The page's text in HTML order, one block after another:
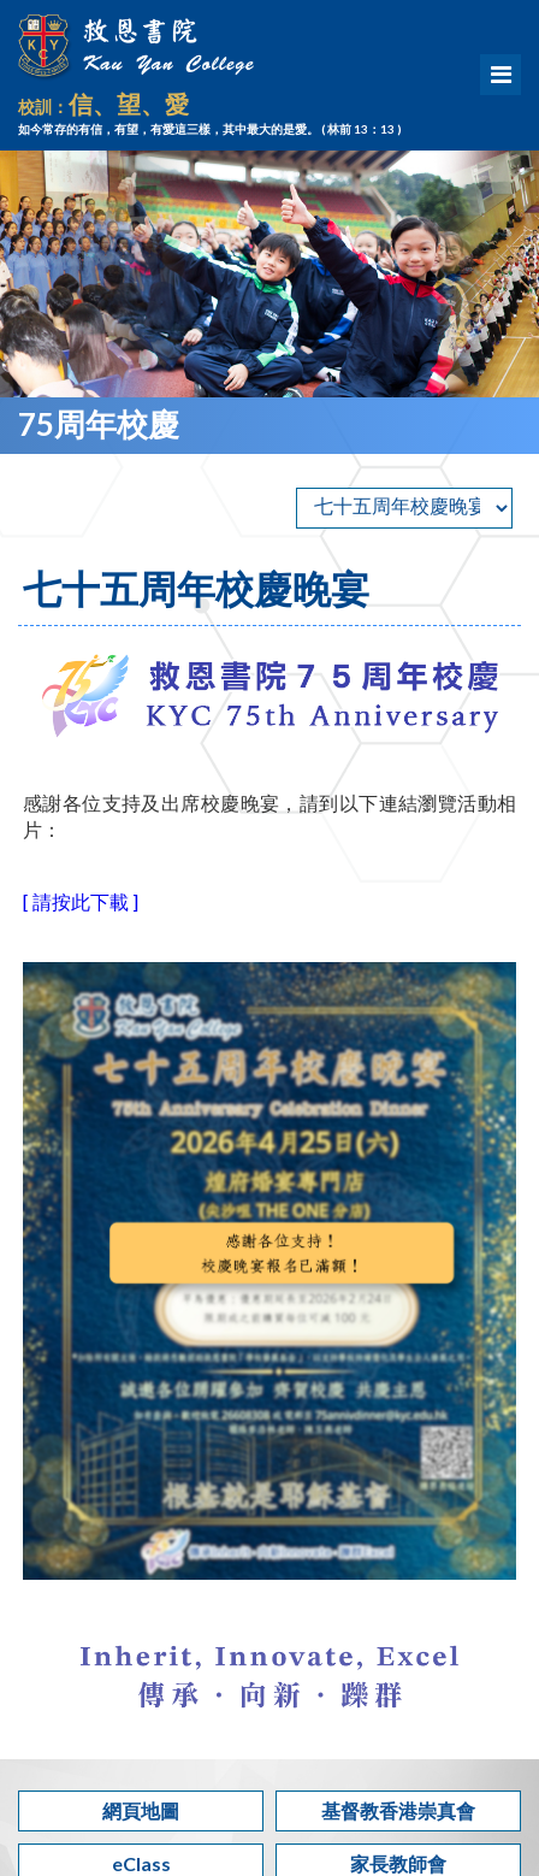
校訓：信、望、愛
如今常存的有信，有望，有愛這三樣，其中最大的是愛。 ( 林前 13：13 )
75周年校慶
七十五周年校慶晚宴
感謝各位支持及出席校慶晚宴，請到以下連結瀏覽活動相
片：
[ 請按此下載 ]
網頁地圖 基督教香港崇真會
eClass 家長教師會